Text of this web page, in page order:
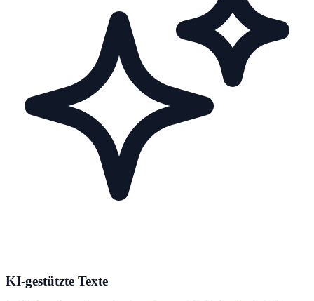
KI-gestützte Texte